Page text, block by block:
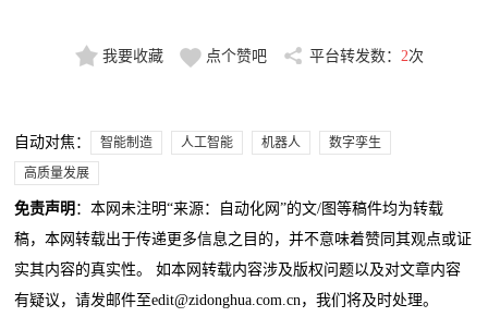
我要收藏 点个赞吧 平台转发数： 2次
自动对焦： 智能制造 人工智能 机器人
数字孪生
高质量发展
免责声明 ：本网未注明“来源：自动化网”的文/图等稿件均为转载
稿，本网转载出于传递更多信息之目的，并不意味着赞同其观点或证
实其内容的真实性。 如本网转载内容涉及版权问题以及对文章内容
有疑议，请发邮件至edit@zidonghua.com.cn，我们将及时处理。